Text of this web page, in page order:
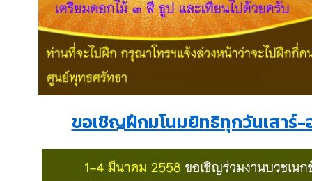
ขอเชิญฝึกมโนมยิทธิทุกวันเสาร์